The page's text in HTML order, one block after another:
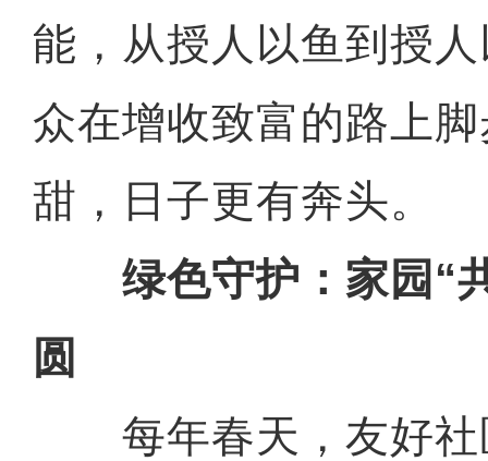
能，从授人以鱼到授
众在增收致富的路上
甜，日子更有奔头。
绿色守护：家园“
圆
每年春天，友好社